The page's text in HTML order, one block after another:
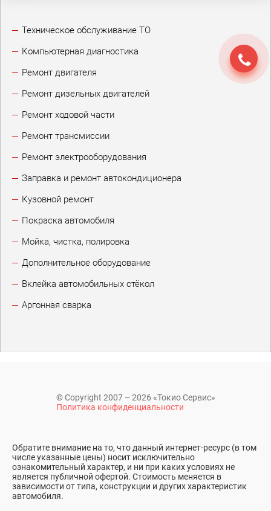
Техническое обслуживание ТО
Компьютерная диагностика
Ремонт двигателя
Ремонт дизельных двигателей
Ремонт ходовой части
Ремонт трансмиссии
Ремонт электрооборудования
Заправка и ремонт автокондиционера
Кузовной ремонт
Покраска автомобиля
Мойка, чистка, полировка
Дополнительное оборудование
Вклейка автомобильных стёкол
Аргонная сварка
© Copyright 2007 – 2026 «Токио Сервис»
Политика конфиденциальности
Обратите внимание на то, что данный интернет-ресурс (в том
числе указанные цены) носит исключительно
ознакомительный характер, и ни при каких условиях не
является публичной офертой. Стоимость меняется в
зависимости от типа, конструкции и других характеристик
автомобиля.